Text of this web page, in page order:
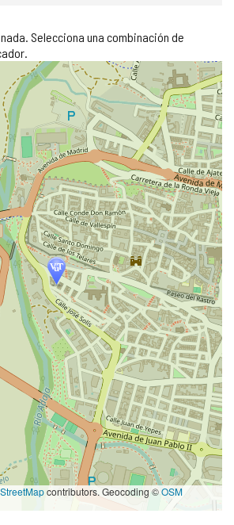
Selecciona una combinación de
contributors. Geocoding ©OSM